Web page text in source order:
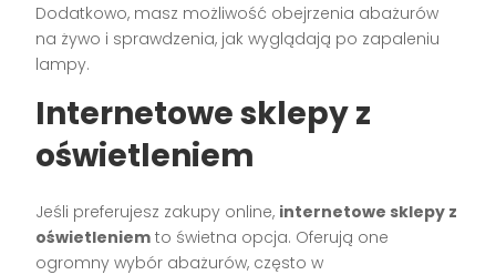
Dodatkowo, masz możliwość obejrzenia abażurów
na żywo i sprawdzenia, jak wyglądają po zapaleniu
lampy.
Internetowe sklepy z
oświetleniem
Jeśli preferujesz zakupy online, internetowe sklepy z
oświetleniem to świetna opcja. Oferują one
ogromny wybór abażurów, często w